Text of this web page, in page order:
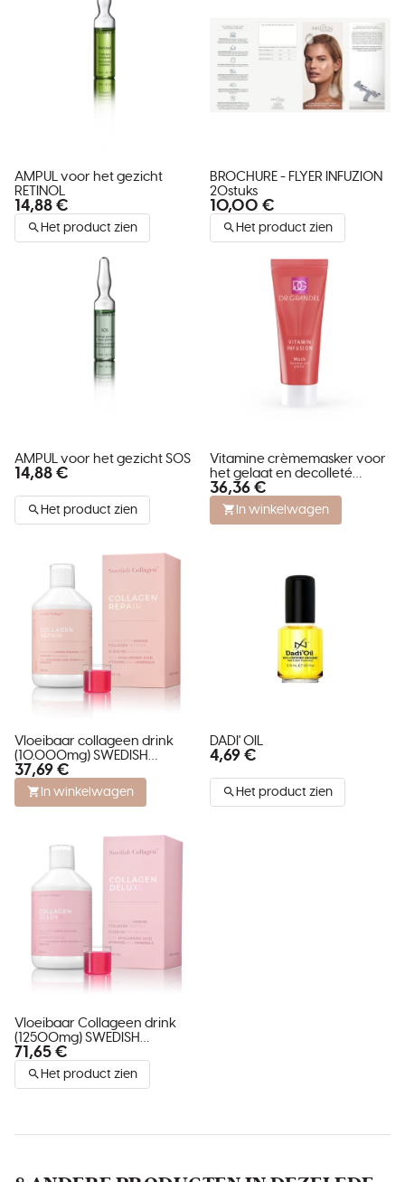
AMPUL voor het gezicht
RETINOL
14,88 €
Het product zien
BROCHURE - FLYER INFUZION
20stuks
10,00 €
Het product zien
AMPUL voor het gezicht SOS
14,88 €
Het product zien
Vitamine crèmemasker voor
het gelaat en decolleté
VITAMIN INFUSION MASK
36,36 €
In winkelwagen
Vloeibaar collageen drink
(10.000mg) SWEDISH
COLLAGEN REPAIR
37,69 €
In winkelwagen
DADI' OIL
4,69 €
Het product zien
Vloeibaar Collageen drink
(12500mg) SWEDISH
COLLAGEN DELUXE
71,65 €
Het product zien